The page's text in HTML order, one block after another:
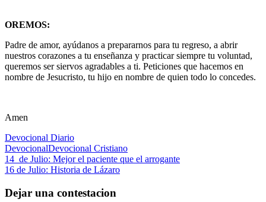
OREMOS:
Padre de amor, ayúdanos a prepararnos para tu regreso, a abrir
nuestros corazones a tu enseñanza y practicar siempre tu voluntad,
queremos ser siervos agradables a ti. Peticiones que hacemos en
nombre de Jesucristo, tu hijo en nombre de quien todo lo concedes.
Amen
Devocional Diario
DevocionalDevocional Cristiano
Navegación
de
entradas
Entrada
anterior:
14 de Julio: Mejor el paciente que el arrogante
Siguiente
16 de Julio: Historia de Lázaro
Dejar una contestacion